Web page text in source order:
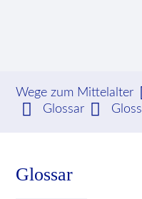
Suchbegriffe
Wege zum Mittelalter
Glossar
Glossar